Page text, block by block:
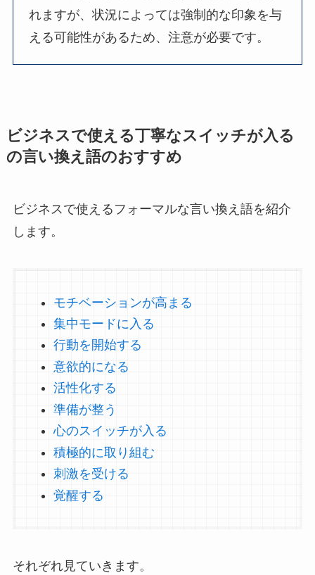
れますが、状況によっては強制的な印象を与
える可能性があるため、注意が必要です。
ビジネスで使える丁寧なスイッチが入る
の言い換え語のおすすめ
ビジネスで使えるフォーマルな言い換え語を紹介
します。
モチベーションが高まる
集中モードに入る
行動を開始する
意欲的になる
活性化する
準備が整う
心のスイッチが入る
積極的に取り組む
刺激を受ける
覚醒する
それぞれ見ていきます。